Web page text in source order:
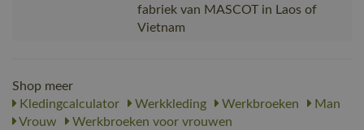
fabriek van MASCOT in Laos of
Vietnam
Shop meer
Kledingcalculator
Werkkleding Werkbroeken
Man
Vrouw
Werkbroeken voor vrouwen